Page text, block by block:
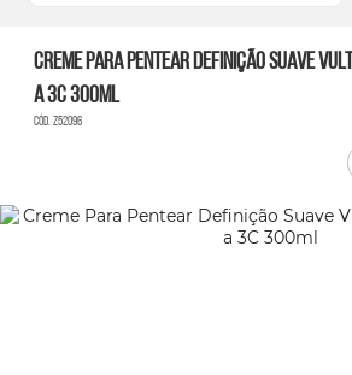
Creme Para Pentear Definição Suave
a 3C 300ml
Cód. Z52096